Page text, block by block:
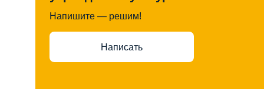
Напишите — решим!
Написать